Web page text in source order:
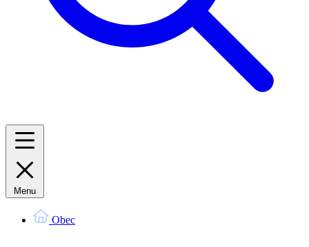
Menu
Obec